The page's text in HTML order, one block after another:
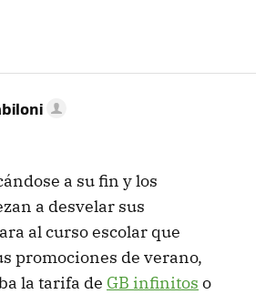
a su fin y los
a desvelar sus
al curso escolar que
promociones de verano,
la tarifa de GB infinitos o